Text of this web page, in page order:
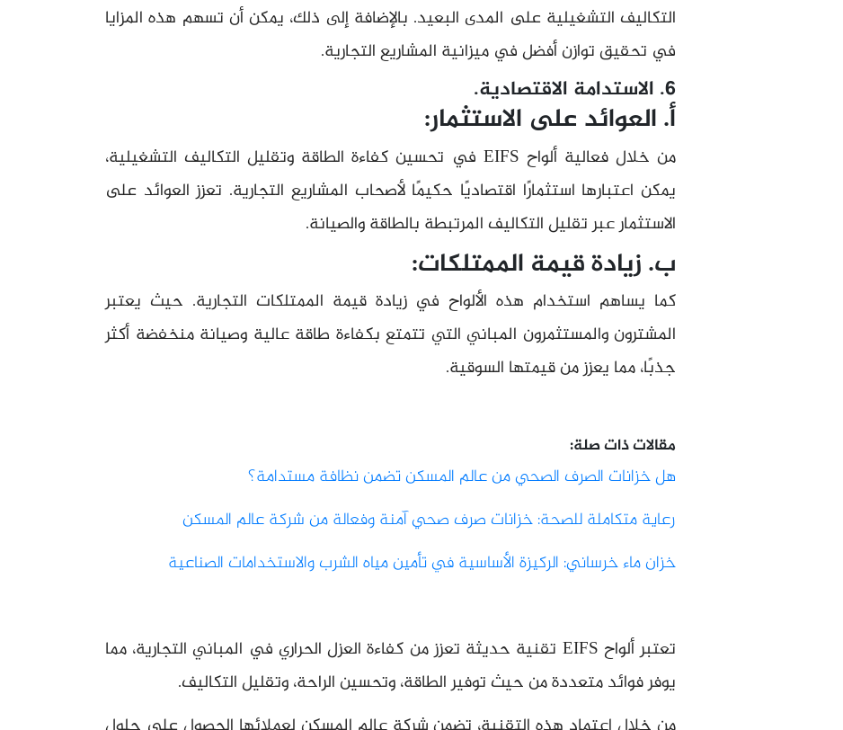
التكاليف التشغيلية على المدى البعيد. بالإضافة إلى ذلك، يمكن أن تسهم هذه المزايا
في تحقيق توازن أفضل في ميزانية المشاريع التجارية.
6. الاستدامة الاقتصادية.
أ. العوائد على الاستثمار:
من خلال فعالية ألواح EIFS في تحسين كفاءة الطاقة وتقليل التكاليف التشغيلية،
يمكن اعتبارها استثمارًا اقتصاديًا حكيمًا لأصحاب المشاريع التجارية. تعزز العوائد على
الاستثمار عبر تقليل التكاليف المرتبطة بالطاقة والصيانة.
ب. زيادة قيمة الممتلكات:
كما يساهم استخدام هذه الألواح في زيادة قيمة الممتلكات التجارية. حيث يعتبر
المشترون والمستثمرون المباني التي تتمتع بكفاءة طاقة عالية وصيانة منخفضة أكثر
جذبًا، مما يعزز من قيمتها السوقية.
مقالات ذات صلة:
هل خزانات الصرف الصحي من عالم المسكن تضمن نظافة مستدامة؟
رعاية متكاملة للصحة: خزانات صرف صحي آمنة وفعالة من شركة عالم المسكن
خزان ماء خرساني: الركيزة الأساسية في تأمين مياه الشرب والاستخدامات الصناعية
تعتبر ألواح EIFS تقنية حديثة تعزز من كفاءة العزل الحراري في المباني التجارية، مما
يوفر فوائد متعددة من حيث توفير الطاقة، وتحسين الراحة، وتقليل التكاليف.